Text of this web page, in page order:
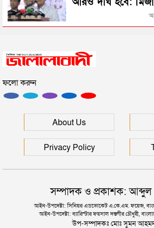
সিলেটের জোড়া ব্রিজের পাশ
প্রধানমন্ত্রী
সিলেটে আরও দুইজনের মৃত্যু,
ফলো করুন
About Us
Privacy Policy
সম্পাদক ও প্রকাশক: আব্দুল
আইন-উপদেষ্টা: সিনিয়র এডভোকেট এ.কে.এম. ফয়েজ,
আইন-উপদেষ্টা: ব্যারিস্টার ফয়সাল দস্তগীর চৌধুরী,
উপ-সম্পাদকঃ মোঃ সুমন